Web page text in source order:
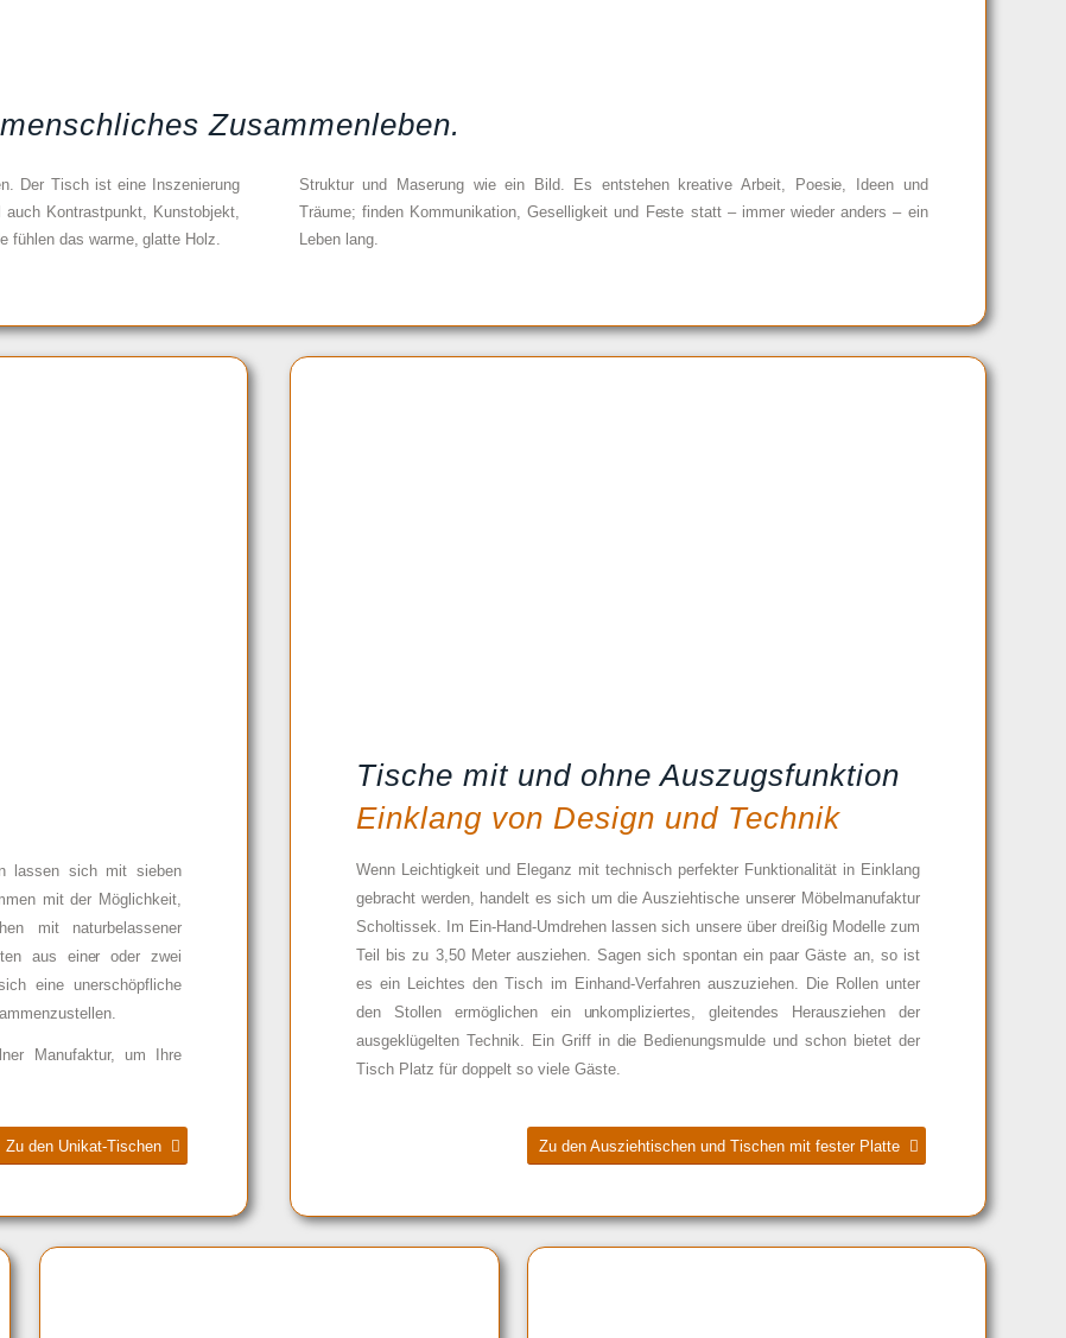
Zusammenleben.
Der Tisch ist eine Inszenierung
Kontrastpunkt, Kunstobjekt,
fühlen das warme, glatte Holz.
Struktur und Maserung wie ein Bild. Es entstehen kreative Arbeit, Poesie, Ideen und
Träume; finden Kommunikation, Geselligkeit und Feste statt – immer wieder anders – ein
Leben lang.
lassen sich mit sieben
mit der Möglichkeit,
mit naturbelassener
aus einer oder zwei
eine unerschöpfliche
Manufaktur, um Ihre
Zu den Unikat-Tischen
Tische mit und ohne Auszugsfunktion
Einklang von Design und Technik
Wenn Leichtigkeit und Eleganz mit technisch perfekter Funktionalität in Einklang
gebracht werden, handelt es sich um die Ausziehtische unserer Möbelmanufaktur
Scholtissek. Im Ein-Hand-Umdrehen lassen sich unsere über dreißig Modelle zum
Teil bis zu 3,50 Meter ausziehen. Sagen sich spontan ein paar Gäste an, so ist
es ein Leichtes den Tisch im Einhand-Verfahren auszuziehen. Die Rollen unter
den Stollen ermöglichen ein unkompliziertes, gleitendes Herausziehen der
ausgeklügelten Technik. Ein Griff in die Bedienungsmulde und schon bietet der
Tisch Platz für doppelt so viele Gäste.
Zu den Ausziehtischen und Tischen mit fester Platte